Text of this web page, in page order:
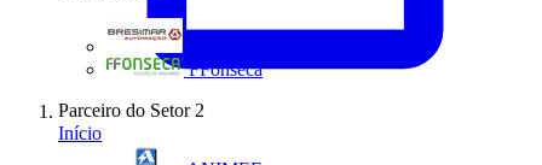
FFonseca
Parceiro do Setor 2
Início